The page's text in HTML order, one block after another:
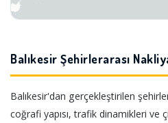
Balıkesir Şehirlerarası
Balıkesir'dan gerçekleştirilen
coğrafi yapısı, trafik dinamikleri ve